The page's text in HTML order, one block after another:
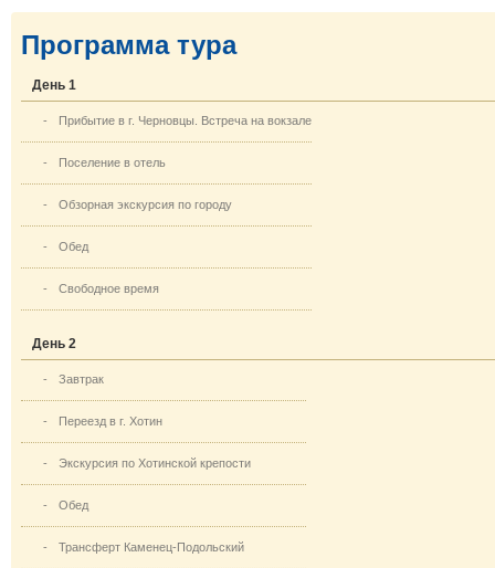
Программа тура
День 1
- Прибытие в г. Черновцы. Встреча на вокзале
- Поселение в отель
- Обзорная экскурсия по городу
- Обед
- Свободное время
День 2
- Завтрак
- Переезд в г. Хотин
- Экскурсия по Хотинской крепости
- Обед
- Трансферт Каменец-Подольский